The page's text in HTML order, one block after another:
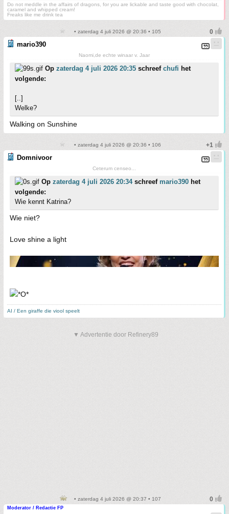
Do not meddle in the affairs of dragons, for you are lickable and taste good with chocolat,
caramel and whipped cream!
Freaks like me drink tea
• zaterdag 4 juli 2026 @ 20:36 • 105
mario390
Naomi,de echte winaar v. Jaar
Op zaterdag 4 juli 2026 20:35 schreef chufi het
volgende:
[..]
Welke?
Walking on Sunshine
• zaterdag 4 juli 2026 @ 20:36 • 106
Domnivoor
Ceterum censeo...
Op zaterdag 4 juli 2026 20:34schreef mario390 het
volgende:
Wie kennt Katrina?
Wie niet?
Love shine a light
AI / Een giraffe die viool speelt
▼ Advertentie door Refinery89
• zaterdag 4 juli 2026 @ 20:37 • 107
Moderator / Redactie FP